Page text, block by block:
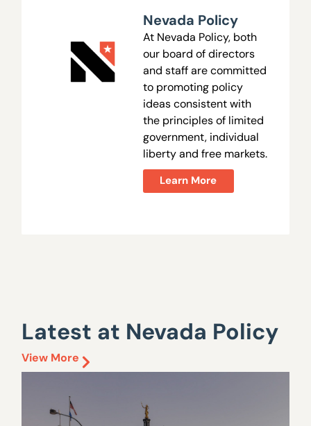
Nevada Policy
At Nevada Policy, both
our board of directors
and staff are committed
to promoting policy
ideas consistent with
the principles of limited
government, individual
liberty and free markets.
Learn More
Latest at Nevada Policy
View More